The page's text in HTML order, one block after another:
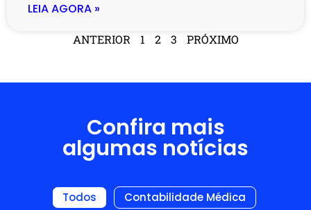
LEIA AGORA »
ANTERIOR 1 2 3 PRÓXIMO
Confira mais
algumas notícias
Todos
Contabilidade Médica